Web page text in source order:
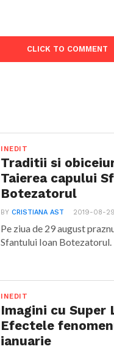
CLICK TO COMMENT
INEDIT
Traditii si
Taierea capului
Botezatorul
BYCRISTIANA AST 2019-08-
Pe ziua de 29 august
Sfantului Ioan Botezatorul.
INEDIT
Imagini cu Super
Efectele
ianuarie